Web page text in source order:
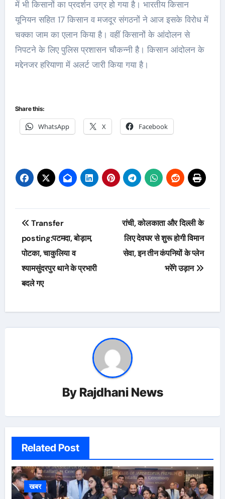
में भी किसानों का प्रदर्शन उग्र हो गया है। भारतीय किसान
यूनियन सहित 17 किसान व मजदूर संगठनों ने आज इसके विरोध में
चक्का जाम का एलान किया है। वहीं किसानों के आंदोलन से
निपटने के लिए पुलिस प्रशासन चौकन्नी है। किसान आंदोलन के
मद्देनजर हरियाणा में अलर्ट जारी किया गया है।
Share this:
WhatsApp X Facebook
Post
navigation
Transfer
posting:पटमदा, बोड़ाम,
पोटका, चाकुलिया व
श्यामसुंदरपुर थाने के प्रभारी
बदले गए
रांची, कोलकाता और दिल्ली के
लिए देवघर से शुरू होगी विमान
सेवा, इन तीन कंपनियों के प्लेन
भरेंगे उड़ान
By Rajdhani News
Related Post
खबर